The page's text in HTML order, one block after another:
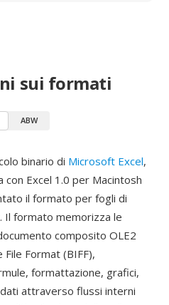
sui formati
ABW
binario di Microsoft Excel,
Excel 1.0 per Macintosh
il formato per fogli di
Il formato memorizza le
composito OLE2
Format (BIFF),
formattazione, grafici,
attraverso flussi interni